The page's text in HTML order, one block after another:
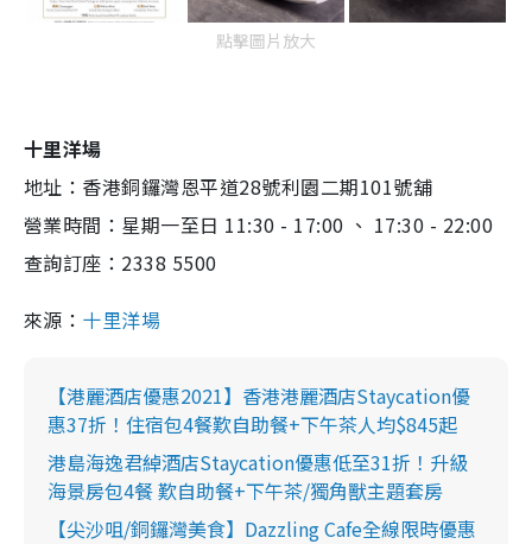
點擊圖片放大
十里洋場
地址：香港銅鑼灣恩平道28號利園二期101號舖
營業時間：星期一至日 11:30 - 17:00 、 17:30 - 22:00
查詢訂座：2338 5500
來源： 十里洋場
【港麗酒店優惠2021】香港港麗酒店Staycation優
惠37折！住宿包4餐歎自助餐+下午茶人均$845起
港島海逸君綽酒店Staycation優惠低至31折！升級
海景房包4餐 歎自助餐+下午茶/獨角獸主題套房
【尖沙咀/銅鑼灣美食】Dazzling Cafe全線限時優惠